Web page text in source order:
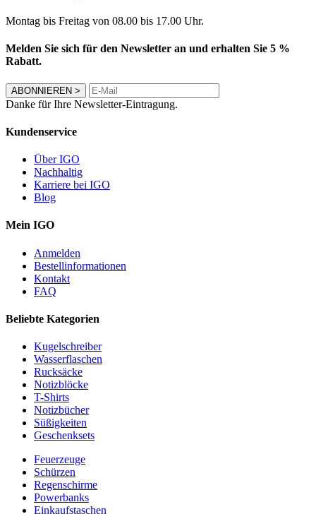
Montag bis Freitag von 08.00 bis 17.00 Uhr.
Melden Sie sich für den Newsletter an und erhalten Sie 5 %
Rabatt.
ABONNIEREN >
Danke für Ihre Newsletter-Eintragung.
Kundenservice
Über IGO
Nachhaltig
Karriere bei IGO
Blog
Mein IGO
Anmelden
Bestellinformationen
Kontakt
FAQ
Beliebte Kategorien
Kugelschreiber
Wasserflaschen
Rucksäcke
Notizblöcke
T-Shirts
Notizbücher
Süßigkeiten
Geschenksets
Feuerzeuge
Schürzen
Regenschirme
Powerbanks
Einkaufstaschen